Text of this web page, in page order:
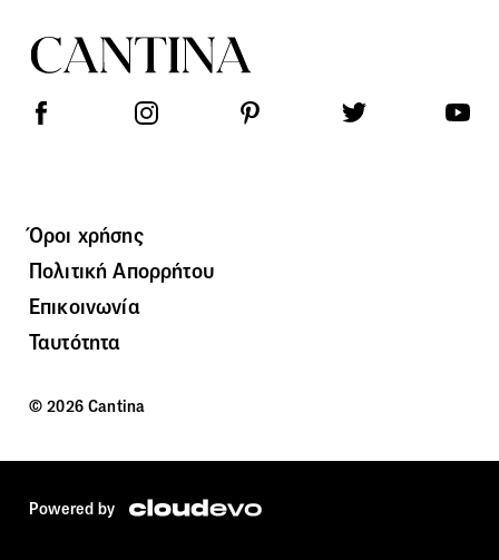
Όροι χρήσης
Πολιτική Απορρήτου
Επικοινωνία
Ταυτότητα
© 2026 Cantina
Powered by